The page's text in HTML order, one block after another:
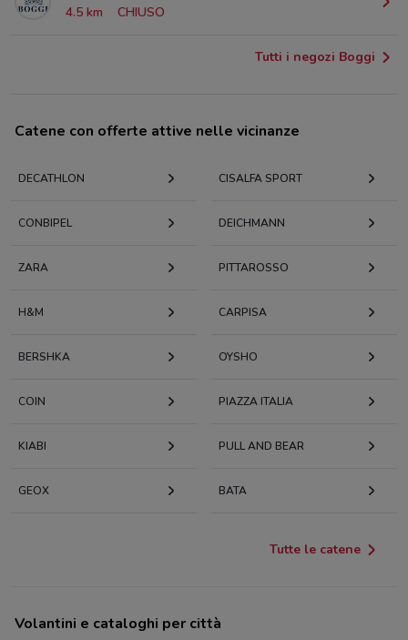
4.5 km
CHIUSO
Tutti i negozi Boggi
Catene con offerte attive nelle vicinanze
DECATHLON CISALFA SPORT
CONBIPEL DEICHMANN
ZARA PITTAROSSO
H&M CARPISA
BERSHKA OYSHO
COIN PIAZZA ITALIA
KIABI PULL AND BEAR
GEOX BATA
Tutte le catene
Volantini e cataloghi per città